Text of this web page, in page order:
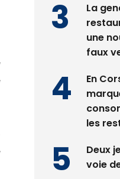
La
une
faux
En
les
Deux
voie